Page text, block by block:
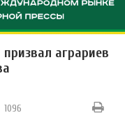
аграриев
1096